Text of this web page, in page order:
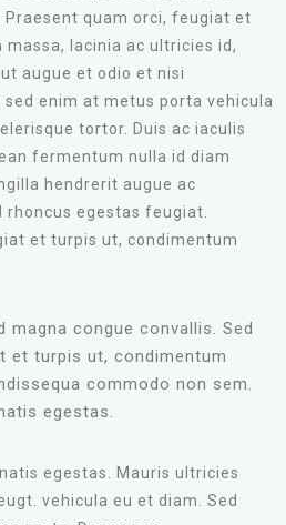
quam orci, feugiat et
lacinia ac ultricies id,
augue et odio et nisi
enim at metus porta vehicula
tortor. Duis ac iaculis
fermentum nulla id diam
hendrerit augue ac
rhoncus egestas feugiat.
et turpis ut, condimentum
magna congue convallis. Sed
et turpis ut, condimentum
commodo non sem.
egestas.
egestas. Mauris ultricies
vehicula eu et diam. Sed